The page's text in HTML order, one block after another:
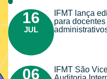
16
JUL
IFMT lança
para
06
IFMT São